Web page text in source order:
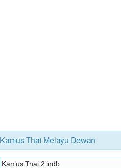
Kamus Thai Melayu Dewan
Kamus Thai 2.indb